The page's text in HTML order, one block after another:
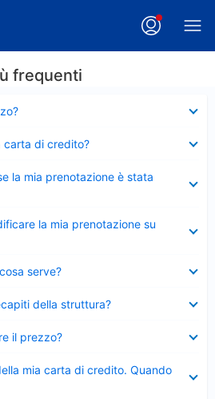
frequenti
carta di credito?
la mia prenotazione è stata
la mia prenotazione su
serve?
della struttura?
il prezzo?
mia carta di credito. Quando